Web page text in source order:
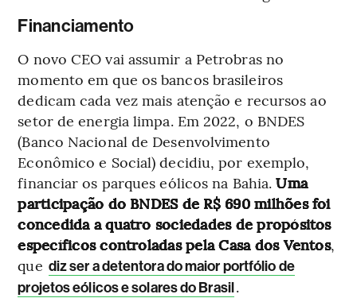
Financiamento
O novo CEO vai assumir a Petrobras no
momento em que os bancos brasileiros
dedicam cada vez mais atenção e recursos ao
setor de energia limpa. Em 2022, o BNDES
(Banco Nacional de Desenvolvimento
Econômico e Social) decidiu, por exemplo,
financiar os parques eólicos na Bahia.Uma
participação do BNDES de R$ 690 milhões foi
concedida a quatro sociedades de propósitos
específicos controladas pela Casa dos Ventos,
que diz ser a detentora do maior portfólio de
projetos eólicos e solares do Brasil.